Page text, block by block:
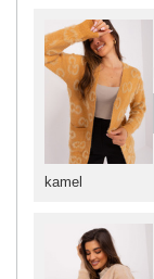
kamel